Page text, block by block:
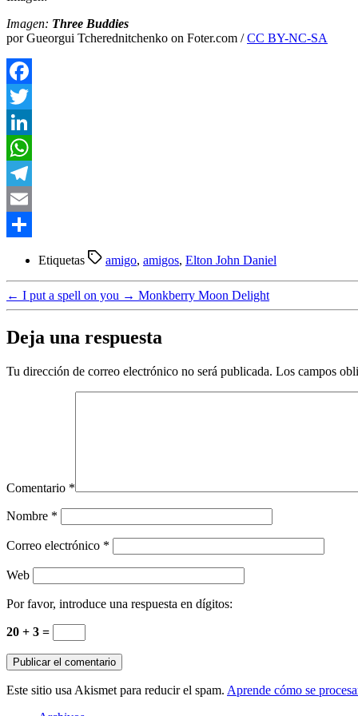
Imagen: Three Buddies
por Gueorgui Tcherednitchenko on Foter.com /CC BY-NC-SA
Facebook
Twitter
LinkedIn
WhatsApp
Telegram
Email
Etiquetas amigo, amigos, Elton John Daniel
← I put a spell on you → Monkberry Moon Delight
Deja una respuesta
Tu dirección de correo electrónico no será publicada. Los campos
Comentario *
Nombre *
Correo electrónico *
Web
Por favor, introduce una respuesta en dígitos:
20 + 3 =
Este sitio usa Akismet para reducir el spam. Aprende cómo se